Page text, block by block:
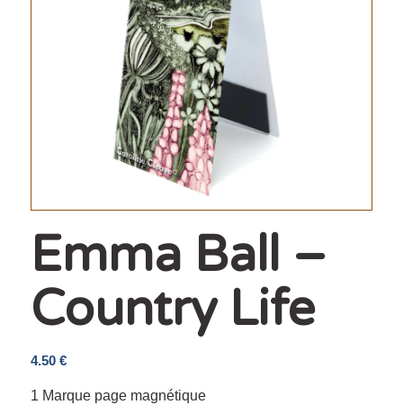
Emma Ball –
Country Life
4.50 €
1 Marque page magnétique